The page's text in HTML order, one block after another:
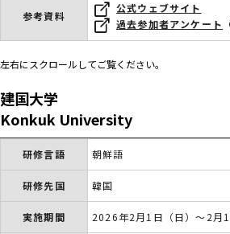
参考資料
公式ウェブサイト
過去参加者アンケート
左右にスクロールしてご覧ください。
建国大学
Konkuk University
研修言語 朝鮮語
研修先国 韓国
実施期間 2026年2月1日（日）～2月